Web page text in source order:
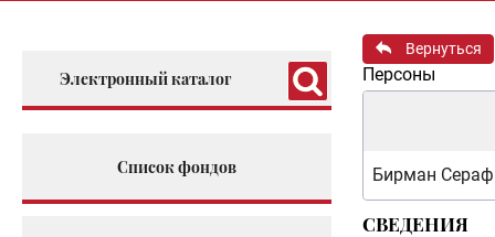
Электронный каталог
Список фондов
Вернуться
Персоны
Бирман
СВЕДЕНИЯ